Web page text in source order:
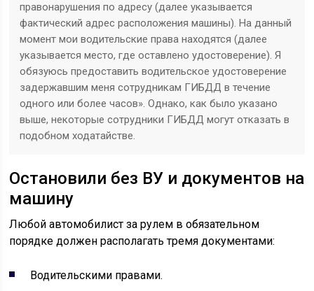
правонарушения по адресу (далее указывается
фактический адрес расположения машины). На данный
момент мои водительские права находятся (далее
указывается место, где оставлено удостоверение). Я
обязуюсь предоставить водительское удостоверение
задержавшим меня сотрудникам ГИБДД в течение
одного или более часов». Однако, как было указано
выше, некоторые сотрудники ГИБДД могут отказать в
подобном ходатайстве.
Остановили без ВУ и документов на
машину
Любой автомобилист за рулем в обязательном
порядке должен располагать тремя документами:
Водительскими правами.